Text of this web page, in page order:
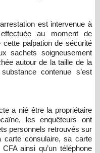
est intervenue à
au moment de
cette palpation de sécurité
sachets soigneusement
autour de la taille de la
contenue s’est
a nié être la propriétaire
les enquêteurs ont
personnels retrouvés sur
carte consulaire, sa carte
ainsi qu’un téléphone